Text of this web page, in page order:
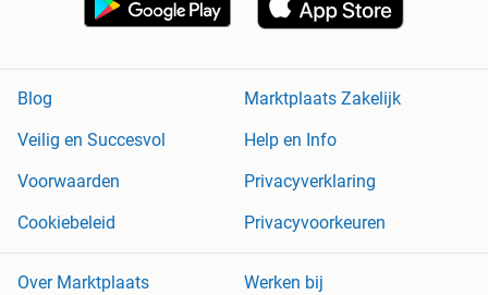
Blog
Marktplaats Zakelijk
Veilig en Succesvol
Help en Info
Voorwaarden
Privacyverklaring
Cookiebeleid
Privacyvoorkeuren
Over Marktplaats
Werken bij